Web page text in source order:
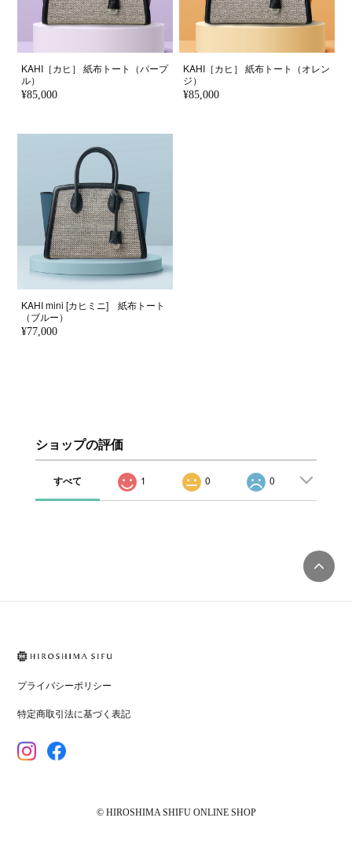
KAHI［カヒ］ 紙布トート（パープ
ル）
¥85,000
KAHI［カヒ］ 紙布トート（オレン
ジ）
¥85,000
KAHI mini [カヒミニ] 紙布トート
（ブルー）
¥77,000
ショップの評価
すべて 1 0 0
プライバシーポリシー
特定商取引法に基づく表記
© HIROSHIMA SHIFU ONLINE SHOP